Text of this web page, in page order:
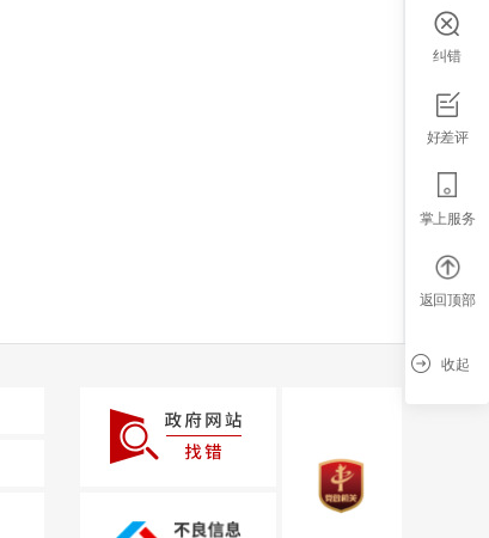
纠错
好差评
掌上服务
返回顶部
收起